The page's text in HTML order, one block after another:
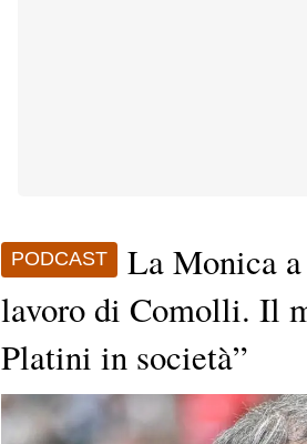
PODCAST
La Monica
lavoro di Comolli. Il
Platini in società”